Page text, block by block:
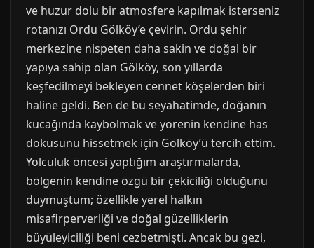
ve huzur dolu bir atmosfere kapılmak isterseniz
rotanızı Ordu Gölköy’e çevirin. Ordu şehir
merkezine nispeten daha sakin ve doğal bir
yapıya sahip olan Gölköy, son yıllarda
keşfedilmeyi bekleyen cennet köşelerden biri
haline geldi. Ben de bu seyahatimde, doğanın
kucağında kaybolmak ve yörenin kendine has
dokusunu hissetmek için Gölköy’ü tercih ettim.
Yolculuk öncesi yaptığım araştırmalarda,
bölgenin kendine özgü bir çekiciliği olduğunu
duymuştum; özellikle yerel halkın
misafirperverliği ve doğal güzelliklerin
büyüleyiciliği beni cezbetmişti. Ancak bu gezi,